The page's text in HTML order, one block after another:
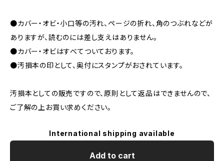
●カバー・オビ・小口等の汚れ、ページの折れ、角のつぶれなどが
ありますが、読むのには差し支えはありません。
●カバー・オビはすべてついております。
●汚損本の印として、奥付にスタンプがおされています。
汚損本としての販売ですので、原則として返品はできませんので、
ご了解の上お買い求めください。
International shipping available
Add to cart